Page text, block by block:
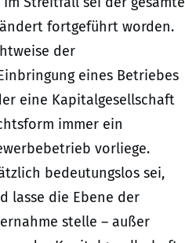
fortgeführt worden.
der
eines Betriebes
eine Kapitalgesellschaft
immer ein
vorliege.
bedeutungslos sei,
lasse die Ebene der
stelle – außer